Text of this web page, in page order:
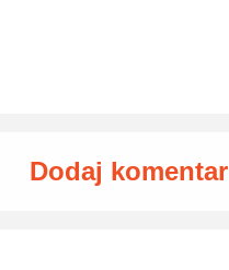
Dodaj komentar